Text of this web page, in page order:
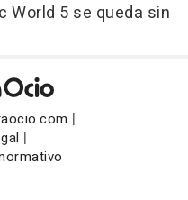
World 5 se queda sin
|
|